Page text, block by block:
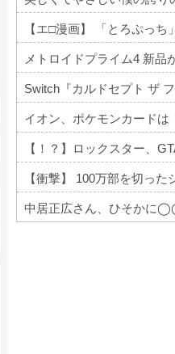
【エ□漫画】 「とろぷっ
メトロイドプライム4 新品
Switch『カルドセプト ザ
イオン、ポケモンカード
【！？】ロックスター、
【衝撃】 100万部を切っ
中居正広さん、ひそかに